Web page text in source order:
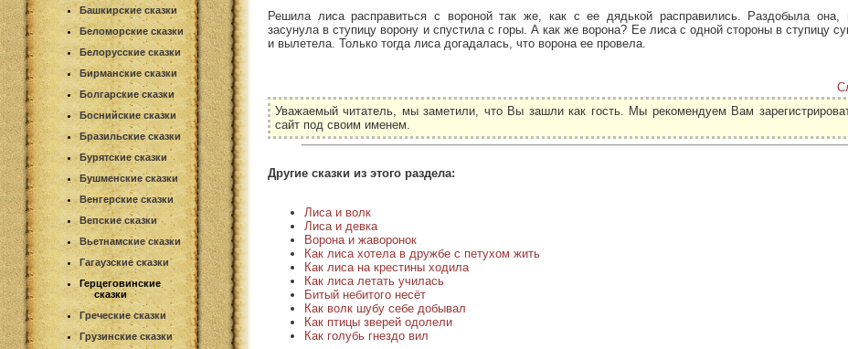
Башкирские сказки
Беломорские сказки
Белорусские сказки
Бирманские сказки
Болгарские сказки
Боснийские сказки
Бразильские сказки
Бурятские сказки
Бушменские сказки
Венгерские сказки
Вепские сказки
Вьетнамские сказки
Гагаузские сказки
Герцеговинские
сказки
Греческие сказки
Грузинские сказки
Решила лиса расправиться с вороной так же, как с ее дядькой расправились. Раздобыла она,
засунула в ступицу ворону и спустила с горы. А как же ворона? Ее лиса с одной стороны в ступицу
и вылетела. Только тогда лиса догадалась, что ворона ее провела.
Уважаемый читатель, мы заметили, что Вы зашли как гость. Мы рекомендуем Вам
сайт под своим именем.
Другие сказки из этого раздела:
Лиса и волк
Лиса и девка
Ворона и жаворонок
Как лиса хотела в дружбе с петухом жить
Как лиса на крестины ходила
Как лиса летать училась
Битый небитого несёт
Как волк шубу себе добывал
Как птицы зверей одолели
Как голубь гнездо вил